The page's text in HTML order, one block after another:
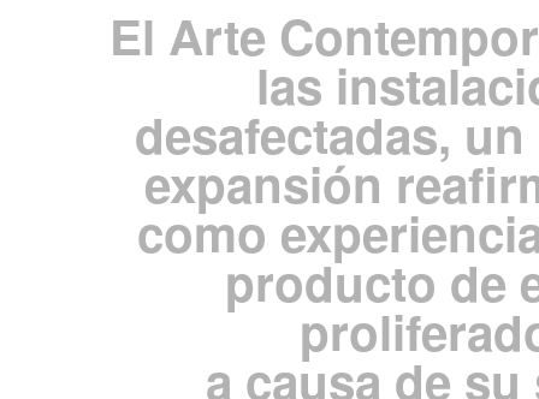
El Arte
las
desafectadas,
expansión
como
producto de
a causa de